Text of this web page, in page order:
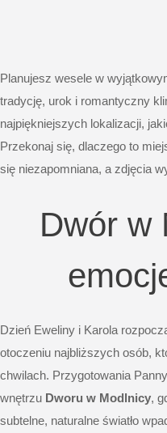
Planujesz wesele w
tradycję, urok i romantyczny
najpiękniejszych lokalizacji,
Przekonaj się, dlaczego to
się niezapomniana, a zdjęcia
Dwór w
Dzień Eweliny i Karola
otoczeniu najbliższych osób,
chwilach. Przygotowania
wnętrzu Dworu w Modlnicy,
subtelne, naturalne światło